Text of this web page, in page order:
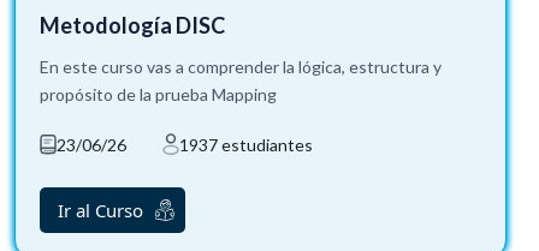
Metodología DISC
En este curso vas a comprender la lógica, estructura y
propósito de la prueba Mapping
23/06/26 1937 estudiantes
Ir al Curso